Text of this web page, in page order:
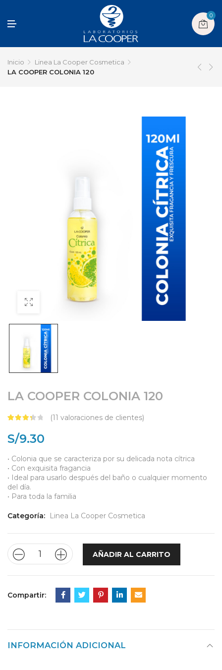
0
Inicio
Linea La Cooper Cosmetica
LA COOPER COLONIA 120
LA COOPER COLONIA 120
(11 valoraciones de clientes)
S/9.30
• Colonia que se caracteriza por su delicada nota cítrica
• Con exquisita fragancia
• Ideal para usarlo después del baño o cualquier momento
del día.
• Para toda la familia
Categoría: Linea La Cooper Cosmetica
AÑADIR AL CARRITO
Compartir:
INFORMACIÓN ADICIONAL